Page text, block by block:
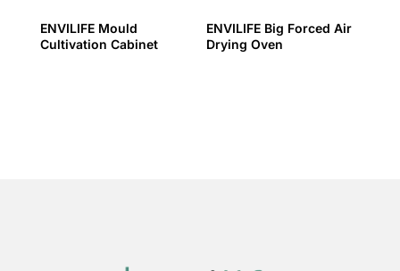
ENVILIFE Mould
Cultivation Cabinet
ENVILIFE Big Forced Air
Drying Oven